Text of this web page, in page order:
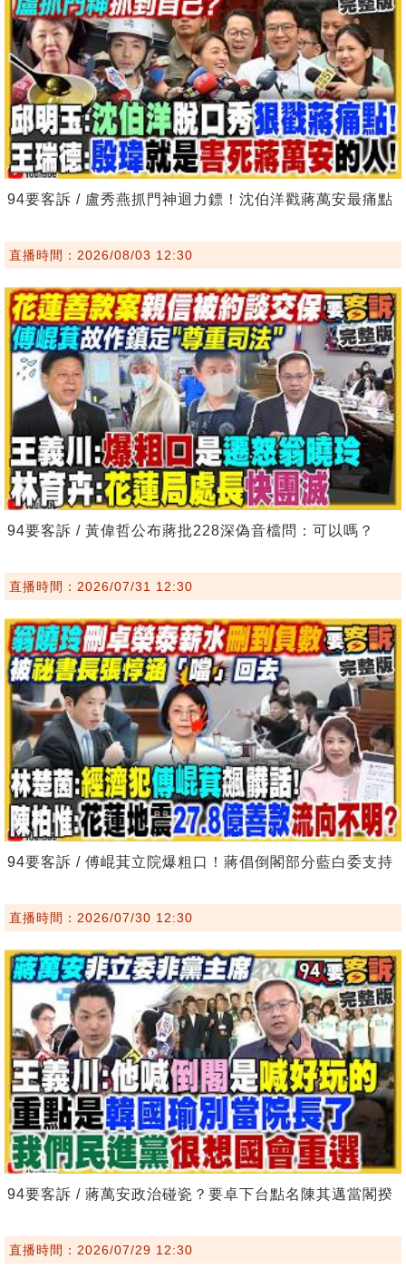
94要客訴 / 盧秀燕抓門神迴力鏢！沈伯洋戳蔣萬安最痛點
直播時間：2026/08/03 12:30
94要客訴 / 黃偉哲公布蔣批228深偽音檔問：可以嗎？
直播時間：2026/07/31 12:30
94要客訴 / 傅崐萁立院爆粗口！蔣倡倒閣部分藍白委支持
直播時間：2026/07/30 12:30
94要客訴 / 蔣萬安政治碰瓷？要卓下台點名陳其邁當閣揆
直播時間：2026/07/29 12:30